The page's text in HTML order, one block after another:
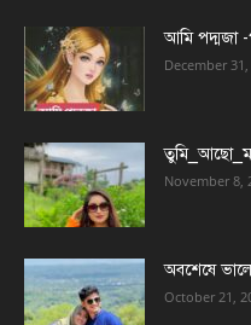
আমি পদ্মজা -
December 31,
November 8,
অবশেষে
October 21,